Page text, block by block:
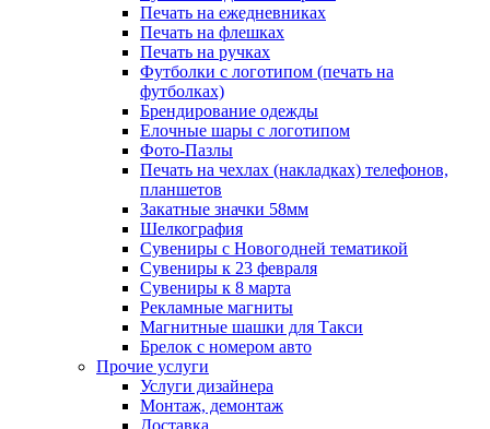
Печать на ежедневниках
Печать на флешках
Печать на ручках
Футболки с логотипом (печать на
футболках)
Брендирование одежды
Елочные шары с логотипом
Фото-Пазлы
Печать на чехлах (накладках) телефонов,
планшетов
Закатные значки 58мм
Шелкография
Сувениры с Новогодней тематикой
Сувениры к 23 февраля
Сувениры к 8 марта
Рекламные магниты
Магнитные шашки для Такси
Брелок с номером авто
Прочие услуги
Услуги дизайнера
Монтаж, демонтаж
Доставка